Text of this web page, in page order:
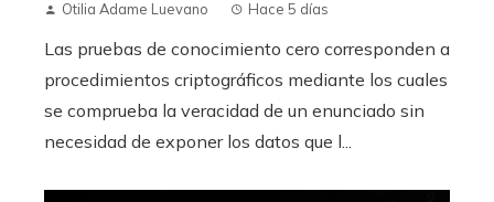
Otilia Adame Luevano Hace 5 días
Las pruebas de conocimiento cero corresponden a
procedimientos criptográficos mediante los cuales
se comprueba la veracidad de un enunciado sin
necesidad de exponer los datos que l...